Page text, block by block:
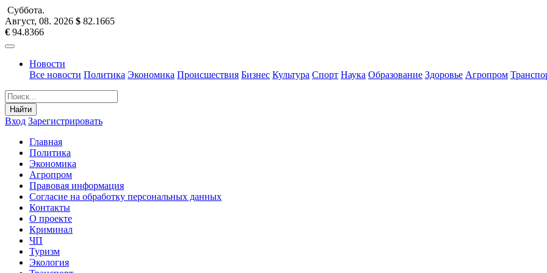
Суббота.
Август, 08. 2026 $ 82.1665
€ 94.8366
Новости
Все новости Политика Экономика Происшествия Бизнес Культура Спорт Наука Образование Здоровье Агропром
Найти
Вход Зарегистрировать
Главная
Политика
Экономика
Агропром
Правовая информация
Согласие на обработку персональных данных
Контакты
О проекте
Криминал
ЧП
Туризм
Экология